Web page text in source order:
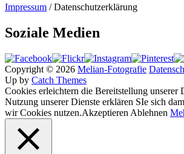
Impressum / Datenschutzerklärung
Soziale Medien
Copyright © 2026 Melian-Fotografie
Up by Catch Themes
Cookies erleichtern die Bereitstellung unserer
Nutzung unserer Dienste erklären SIe sich
wir Cookies nutzen.Akzeptieren Ablehnen